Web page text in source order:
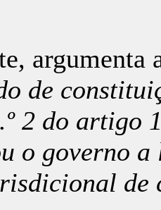
argumenta
de
2 do artigo
o governo